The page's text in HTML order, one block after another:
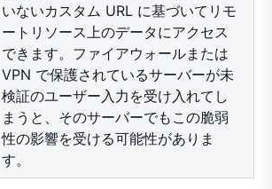
いないカスタム URL に基づいてリモ
ートリソース上のデータにアクセス
できます。ファイアウォールまたは
VPN で保護されているサーバーが未
検証のユーザー入力を受け入れてし
まうと、そのサーバーでもこの脆弱
性の影響を受ける可能性がありま
す。